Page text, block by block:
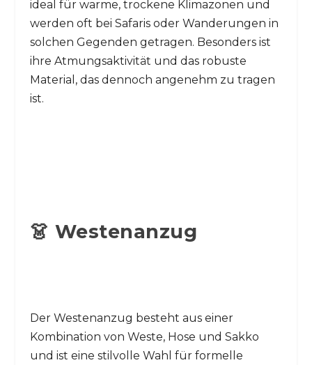
ideal für warme, trockene Klimazonen und
werden oft bei Safaris oder Wanderungen in
solchen Gegenden getragen. Besonders ist
ihre Atmungsaktivität und das robuste
Material, das dennoch angenehm zu tragen
ist.
👗 Westenanzug
Der Westenanzug besteht aus einer
Kombination von Weste, Hose und Sakko
und ist eine stilvolle Wahl für formelle